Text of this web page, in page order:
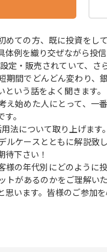
めての方、既に投資をし
例を織り交ぜながら投
定・販売されていて、
期間でどんどん変わり、
いう話をよく聞きます。
え始めた人にとって、一
。
法について取り上げま
ルケースとともに解説致
待下さい！
様の年代別にどのよう
トがあるのかをご理解い
思います。皆様のご参加